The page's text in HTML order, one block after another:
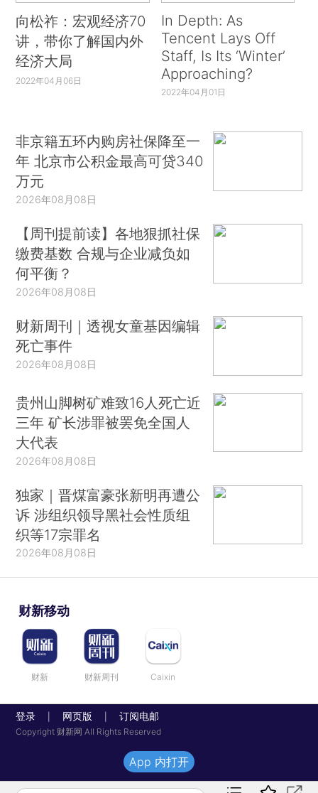
向松祚：宏观经济70
讲，带你了解国内外
经济大局
2022年04月06日
In Depth: As
Tencent Lays Off
Staff, Is Its ‘Winter’
Approaching?
2022年04月01日
非京籍五环内购房社保降至一
年 北京市公积金最高可贷340
万元
2026年08月08日
【周刊提前读】各地狠抓社保
缴费基数 合规与企业减负如
何平衡？
2026年08月08日
财新周刊｜透视女童基因编辑
死亡事件
2026年08月08日
贵州山脚树矿难致16人死亡近
三年 矿长涉罪被罢免全国人
大代表
2026年08月08日
独家｜晋煤富豪张新明再遭公
诉 涉组织领导黑社会性质组
织等17宗罪名
2026年08月08日
财新移动
财新 财新周刊 Caixin
登录 网页版 订阅电邮
Copyright 财新网 All Rights Reserved
App 内打开